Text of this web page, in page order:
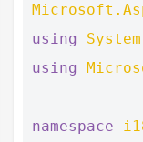
using
using
namespace